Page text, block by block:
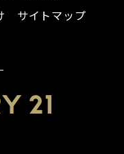
サイトマップ